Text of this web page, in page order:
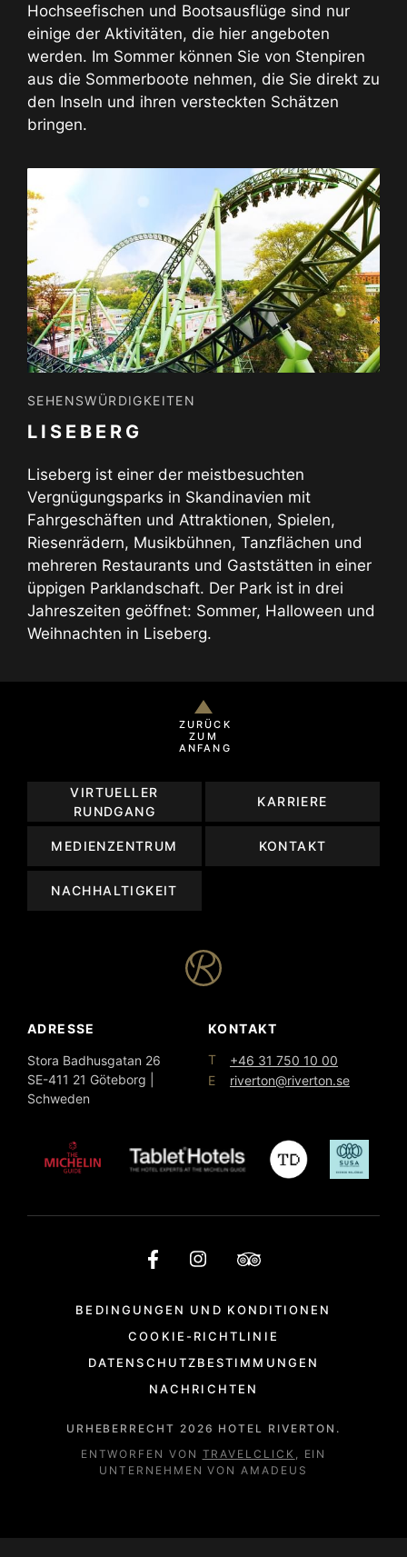
Hochseefischen und Bootsausflüge sind nur
einige der Aktivitäten, die hier angeboten
werden. Im Sommer können Sie von Stenpiren
aus die Sommerboote nehmen, die Sie direkt zu
den Inseln und ihren versteckten Schätzen
bringen.
SEHENSWÜRDIGKEITEN
LISEBERG
Liseberg ist einer der meistbesuchten
Vergnügungsparks in Skandinavien mit
Fahrgeschäften und Attraktionen, Spielen,
Riesenrädern, Musikbühnen, Tanzflächen und
mehreren Restaurants und Gaststätten in einer
üppigen Parklandschaft. Der Park ist in drei
Jahreszeiten geöffnet: Sommer, Halloween und
Weihnachten in Liseberg.
ZURÜCK
ZUM
ANFANG
VIRTUELLER
RUNDGANG
KARRIERE
MEDIENZENTRUM KONTAKT
NACHHALTIGKEIT
ADRESSE
Stora Badhusgatan 26
SE-411 21 Göteborg |
Schweden
KONTAKT
T
+46 31 750 10 00
E
riverton@riverton.se
BEDINGUNGEN UND KONDITIONEN
COOKIE-RICHTLINIE
DATENSCHUTZBESTIMMUNGEN
NACHRICHTEN
URHEBERRECHT 2026 HOTEL RIVERTON.
ENTWORFEN VON TRAVELCLICK
, EIN
UNTERNEHMEN VON AMADEUS